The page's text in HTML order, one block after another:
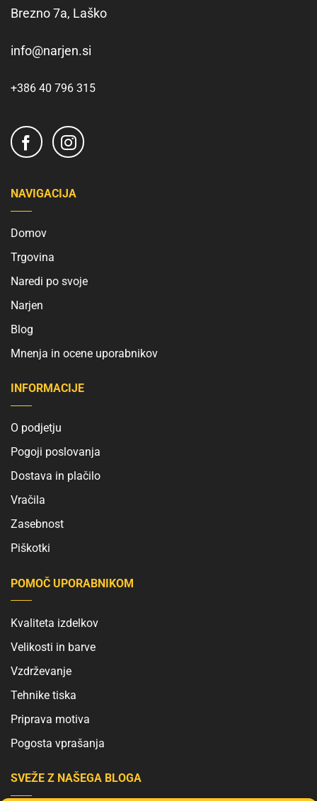
Brezno 7a, Laško
info@narjen.si
+386 40 796 315
NAVIGACIJA
Domov
Trgovina
Naredi po svoje
Narjen
Blog
Mnenja in ocene uporabnikov
INFORMACIJE
O podjetju
Pogoji poslovanja
Dostava in plačilo
Vračila
Zasebnost
Piškotki
POMOČ UPORABNIKOM
Kvaliteta izdelkov
Velikosti in barve
Vzdrževanje
Tehnike tiska
Priprava motiva
Pogosta vprašanja
SVEŽE Z NAŠEGA BLOGA